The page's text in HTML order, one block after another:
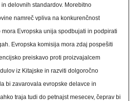
delovnih standardov. Morebitno
namreč vpliva na konkurenčnost
Evropska unija spodbujati in podpirati
Evropska komisija mora zdaj pospešiti
preiskavo proti proizvajalcem
iz Kitajske in razviti dolgoročno
bi zavarovala evropske delavce in
traja tudi do petnajst mesecev, čeprav bi